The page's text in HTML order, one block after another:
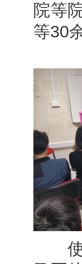
院等
等30
使